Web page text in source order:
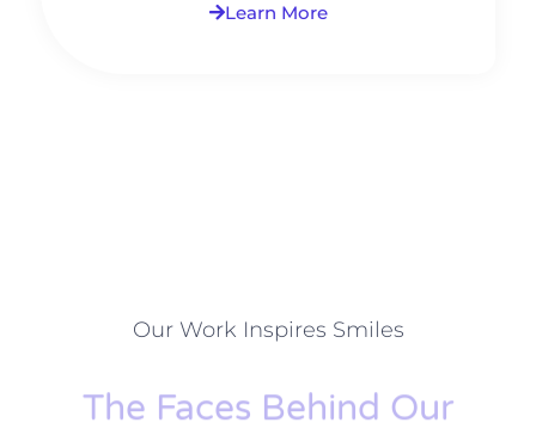
Learn More
Our Work Inspires Smiles
The Faces Behind Our